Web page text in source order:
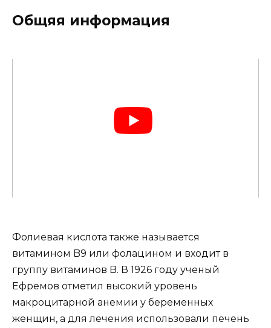
Общяя информация
Фолиевая кислота также называется
витамином B9 или фолацином и входит в
группу витаминов B. В 1926 году ученый
Ефремов отметил высокий уровень
макроцитарной анемии у беременных
женщин, а для лечения использовали печень